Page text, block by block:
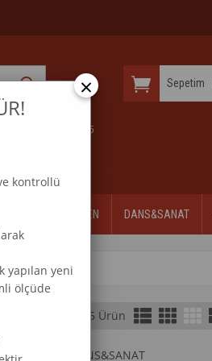
& KURULUŞ 2015
Sepetim
DESEN DANS&SANAT
75 Ürün
DANS&SANAT
×
kontrollü
yapılan yeni
ölçüde